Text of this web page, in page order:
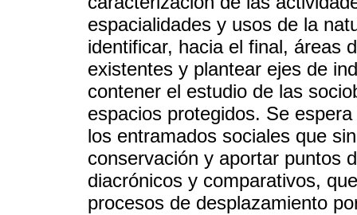
espacialidades y usos de la
identificar, hacia el final, áreas
existentes y plantear ejes de
contener el estudio de las
espacios protegidos. Se
los entramados sociales que
conservación y aportar puntos
diacrónicos y comparativos,
procesos de desplazamiento